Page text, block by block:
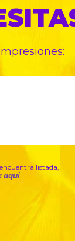
listada,
aqui.